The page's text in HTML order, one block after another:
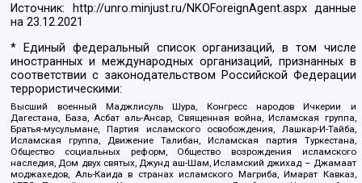
Источник: http://unro.minjust.ru/NKOForeignAgent.aspxданные
на23.12.2021
* Единый федеральный список организаций, в том числе
иностранных и международных организаций, признанных в
соответствии с законодательством Российской Федерации
террористическими:
Высший военный Маджлисуль Шура, Конгресс народов Ичкерии и
Дагестана, База, Асбат аль-Ансар, Священная война, Исламская группа,
Братья-мусульмане, Партия исламского освобождения, Лашкар-И-Тайба,
Исламская группа, Движение Талибан, Исламская партия Туркестана,
Общество социальных реформ, Общество возрождения исламского
наследия, Дом двух святых, Джунд аш-Шам, Исламский джихад – Джамаат
моджахедов, Аль-Каида в странах исламского Магриба, Имарат Кавказ,